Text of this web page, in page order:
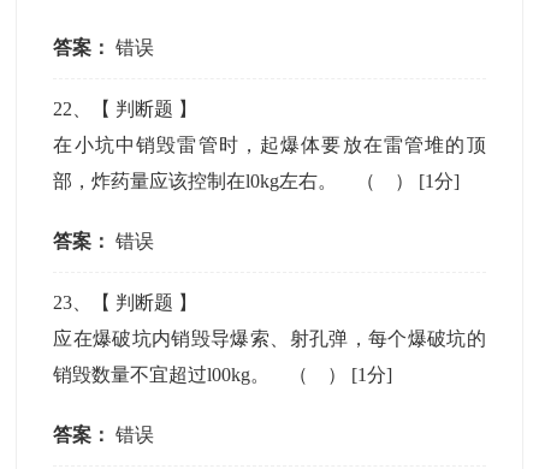
答案： 错误
22 、【 判断题 】
在小坑中销毁雷管时，起爆体要放在雷管堆的顶
部，炸药量应该控制在l0kg左右。 （ ） [1分]
答案： 错误
23 、【 判断题 】
应在爆破坑内销毁导爆索、射孔弹，每个爆破坑的
销毁数量不宜超过l00kg。 （ ） [1分]
答案： 错误